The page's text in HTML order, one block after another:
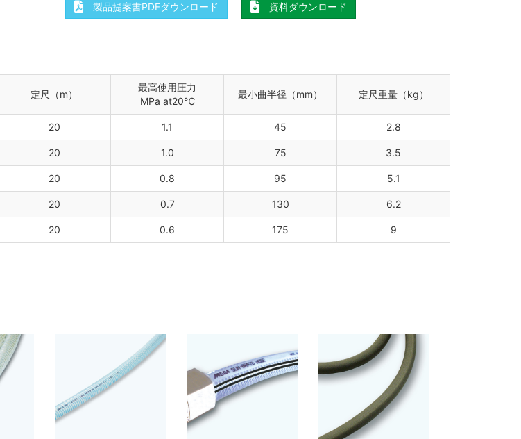
製品提案書PDFダウンロード 資料ダウンロード
定尺（m）
最高使用圧力
MPa at20℃
最小曲半径（mm） 定尺重量（kg）
20 1.1 45 2.8
20 1.0 75 3.5
20 0.8 95 5.1
20 0.7 130 6.2
20 0.6 175 9